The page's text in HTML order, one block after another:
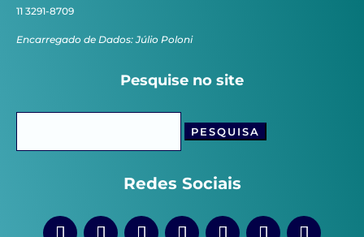
11 3291-8709
Encarregado de Dados: Júlio Poloni
Pesquise no site
Redes Sociais